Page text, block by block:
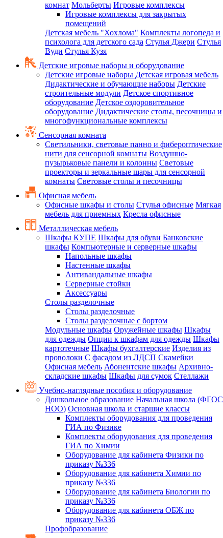
комнат Мольберты Игровые комплексы
Игровые комплексы для закрытых
помещений
Детская мебель "Хохлома" Комплекты логопеда и
психолога для детского сада Стулья Джери Стулья
Вуди Стулья Кузя
Детские игровые наборы и оборудование
Детские игровые наборы Детская игровая мебель
Дидактические и обучающие наборы Детские
строительные модули Детское спортивное
оборудование Детское оздоровительное
оборудование Дидактические столы, песочницы и
многофункциональные комплексы
Сенсорная комната
Светильники, световые панно и фибероптические
нити для сенсорной комнаты Воздушно-
пузырьковые панели и колонны Световые
проекторы и зеркальные шары для сенсорной
комнаты Световые столы и песочницы
Офисная мебель
Офисные шкафы и столы Стулья офисные Мягкая
мебель для приемных Кресла офисные
Металлическая мебель
Шкафы КУПЕ Шкафы для обуви Банковские
шкафы Компьютерные и серверные шкафы
Напольные шкафы
Настенные шкафы
Антивандальные шкафы
Серверные стойки
Аксессуары
Столы разделочные
Столы разделочные
Столы разделочные с бортом
Модульные шкафы Оружейные шкафы Шкафы
для одежды Опции к шкафам для одежды Шкафы
картотечные Шкафы бухгалтерские Изделия из
проволоки С фасадом из ЛДСП Скамейки
Офисная мебель Абонентские шкафы Архивно-
складские шкафы Шкафы для сумок Стеллажи
Учебно-наглядные пособия и оборудование
Дошкольное образование Начальная школа (ФГОС
НОО) Основная школа и старшие классы
Комплекты оборудования для проведения
ГИА по Физике
Комплекты оборудования для проведения
ГИА по Химии
Оборудование для кабинета Физики по
приказу №336
Оборудование для кабинета Химии по
приказу №336
Оборудование для кабинета Биологии по
приказу №336
Оборудование для кабинета ОБЖ по
приказу №336
Профобразование